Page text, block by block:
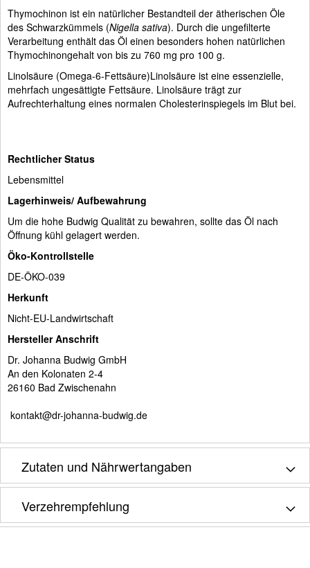
Thymochinon ist ein natürlicher Bestandteil der ätherischen Öle
des Schwarzkümmels (Nigella sativa). Durch die ungefilterte
Verarbeitung enthält das Öl einen besonders hohen natürlichen
Thymochinongehalt von bis zu 760 mg pro 100 g.
Linolsäure (Omega-6-Fettsäure)Linolsäure ist eine essenzielle,
mehrfach ungesättigte Fettsäure. Linolsäure trägt zur
Aufrechterhaltung eines normalen Cholesterinspiegels im Blut bei.
Rechtlicher Status
Lebensmittel
Lagerhinweis/ Aufbewahrung
Um die hohe Budwig Qualität zu bewahren, sollte das Öl nach
Öffnung kühl gelagert werden.
Öko-Kontrollstelle
DE-ÖKO-039
Herkunft
Nicht-EU-Landwirtschaft
Hersteller Anschrift
Dr. Johanna Budwig GmbH
An den Kolonaten 2-4
26160 Bad Zwischenahn
kontakt@dr-johanna-budwig.de
Zutaten und Nährwertangaben
Verzehrempfehlung